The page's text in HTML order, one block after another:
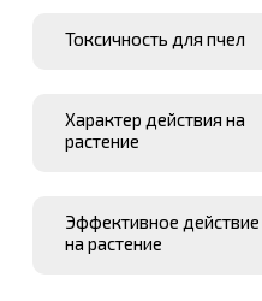
Токсичность для пчел
Характер действия на
растение
Эффективное действие
на растение